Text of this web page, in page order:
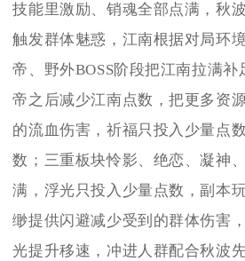
技能里激励、销魂全部点满，秋
触发群体魅惑，江南根据对局环
帝、野外BOSS阶段把江南拉满
帝之后减少江南点数，把更多资
的流血伤害，祈福只投入少量点
数；三重板块怜影、绝恋、凝神
满，浮光只投入少量点数，副本
缈提供闪避减少受到的群体伤害
光提升移速，冲进人群配合秋波